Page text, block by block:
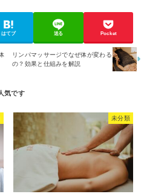
はてブ 送る Pocket
リンパマッサージでなぜ体が変わる
の？効果と仕組みを解説
未分類